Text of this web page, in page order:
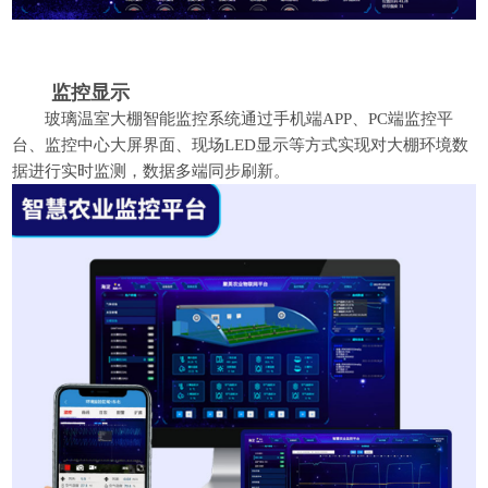
监控显示
玻璃温室大棚智能监控系统通过手机端APP、PC端监控平
台、监控中心大屏界面、现场LED显示等方式实现对大棚环境数
据进行实时监测，数据多端同步刷新。